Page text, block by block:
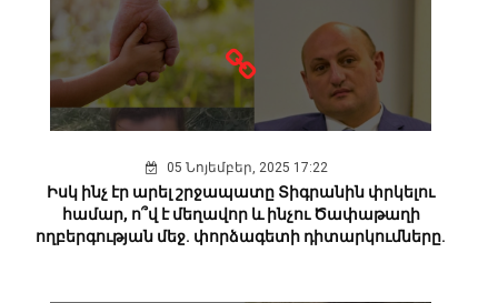
05 Նոյեմբեր, 2025 17:22
Իսկ ինչ էր արել շրջապատը Տիգրանին փրկելու
համար, ո՞վ է մեղավոր և ինչու Ծափաթաղի
ողբերգության մեջ. փորձագետի դիտարկումները.